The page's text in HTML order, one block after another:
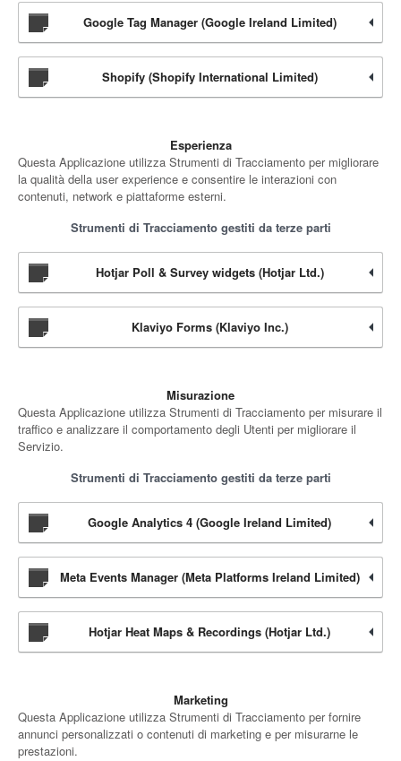
Google Tag Manager (Google Ireland Limited)
Shopify (Shopify International Limited)
Esperienza
Questa Applicazione utilizza Strumenti di Tracciamento per migliorare
la qualità della user experience e consentire le interazioni con
contenuti, network e piattaforme esterni.
Strumenti di Tracciamento gestiti da terze parti
Hotjar Poll & Survey widgets (Hotjar Ltd.)
Klaviyo Forms (Klaviyo Inc.)
Misurazione
Questa Applicazione utilizza Strumenti di Tracciamento per misurare il
traffico e analizzare il comportamento degli Utenti per migliorare il
Servizio.
Strumenti di Tracciamento gestiti da terze parti
Google Analytics 4 (Google Ireland Limited)
Meta Events Manager (Meta Platforms Ireland Limited)
Hotjar Heat Maps & Recordings (Hotjar Ltd.)
Marketing
Questa Applicazione utilizza Strumenti di Tracciamento per fornire
annunci personalizzati o contenuti di marketing e per misurarne le
prestazioni.